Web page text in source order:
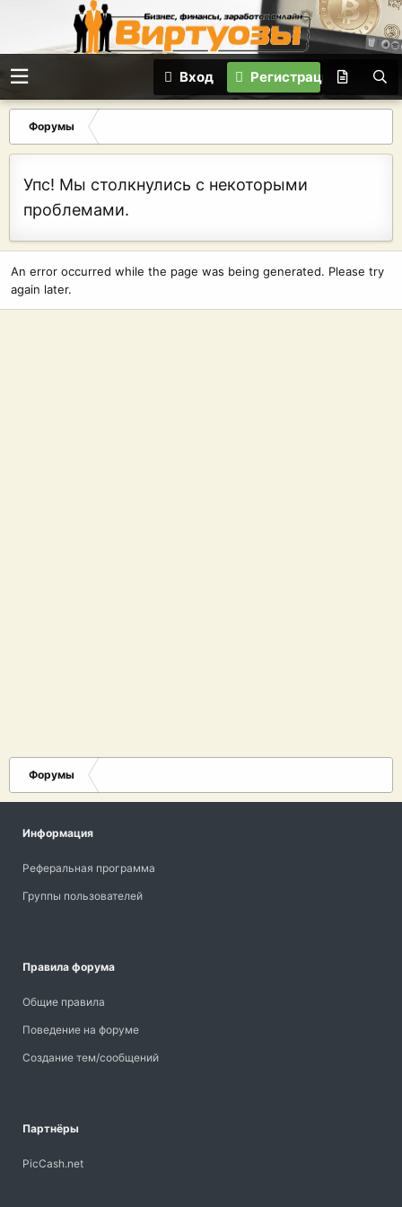
Вход Регистрация
Форумы
Упс! Мы столкнулись с некоторыми
проблемами.
An error occurred while the page was being generated. Please try
again later.
Форумы
Информация
Реферальная программа
Группы пользователей
Правила форума
Общие правила
Поведение на форуме
Создание тем/сообщений
Партнёры
PicCash.net